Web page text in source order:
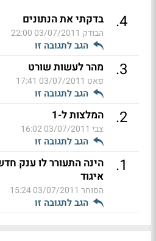
4
. בדקתי את הנתונים
הבודק 03/07/2011 22:00
הגב לתגובה זו
3
. מהר לעשות שורט
פאט 03/07/2011 17:41
הגב לתגובה זו
2
. המלצות ל-1
צבי 03/07/2011 16:02
הגב לתגובה זו
1
.
הינה התעורר לו ענק
איגוד
הסוחר 03/07/2011 15:24
הגב לתגובה זו